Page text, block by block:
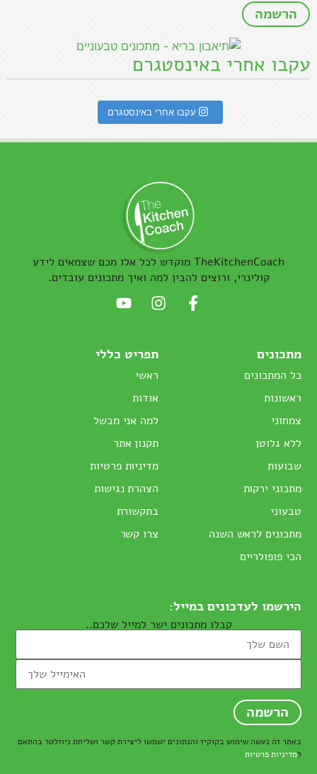
עקבו אחרי באינסטגרם
עקבו אחרי באינסטגרם
TheKitchenCoach מוקדש לכל אלו מכם שצמאים לידע
קולינרי, ורוצים להבין למה ואיך מתכונים עובדים.
מתכונים
כל המתכונים
ראשונות
צמחוני
ללא גלוטן
שבועות
מתכוני ירקות
טבעוני
מתכונים לראש השנה
הכי פופולריים
תפריט כללי
ראשי
אודות
למה אני מבשל
תקנון אתר
מדיניות פרטיות
הצהרת נגישות
בתקשורת
צרו קשר
הירשמו לעדכונים במייל:
קבלו מתכונים ישר למייל שלכם..
באתר זה נעשה שימוש בקוקיז והנתונים ישמשו ליצירת קשר ושליחת ניוזלטר בהתאם
למדיניות פרטיות